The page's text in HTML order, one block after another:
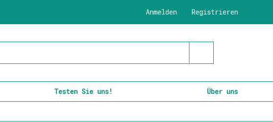
Registrieren
Anmelden
Testen Sie uns! Über uns